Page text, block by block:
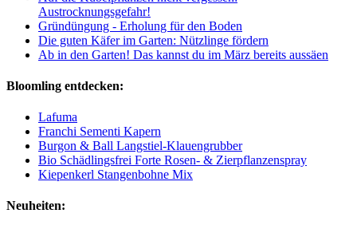
Austrocknungsgefahr!
Gründüngung - Erholung für den Boden
Die guten Käfer im Garten: Nützlinge fördern
Ab in den Garten! Das kannst du im März bereits aussäen
Bloomling entdecken:
Lafuma
Franchi Sementi Kapern
Burgon & Ball Langstiel-Klauengrubber
Bio Schädlingsfrei Forte Rosen- & Zierpflanzenspray
Kiepenkerl Stangenbohne Mix
Neuheiten: